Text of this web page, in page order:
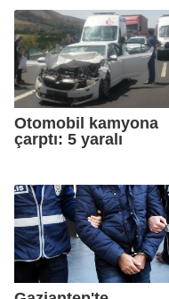
Otomobil kamyona
çarptı: 5 yaralı